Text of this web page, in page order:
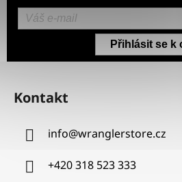
Přihlásit se k
Z
Kontakt
info@wranglerstore.cz
+420 318 523 333